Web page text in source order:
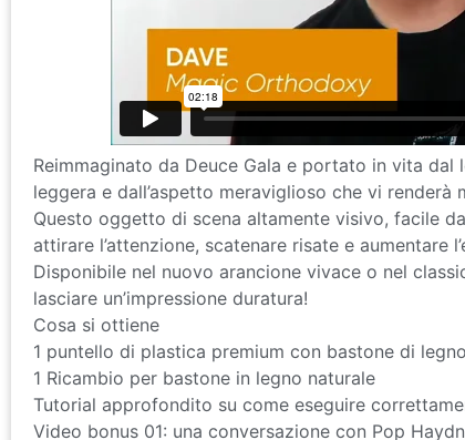
Reimmaginato da Deuce Gala e portato in vita
leggera e dall’aspetto meraviglioso che vi renderà
Questo oggetto di scena altamente visivo, facile
attirare l’attenzione, scatenare risate e
Disponibile nel nuovo arancione vivace o nel
lasciare un’impressione duratura!
Cosa si ottiene
1 puntello di plastica premium con bastone di
1 Ricambio per bastone in legno naturale
Tutorial approfondito su come eseguire
Video bonus 01: una conversazione con Pop